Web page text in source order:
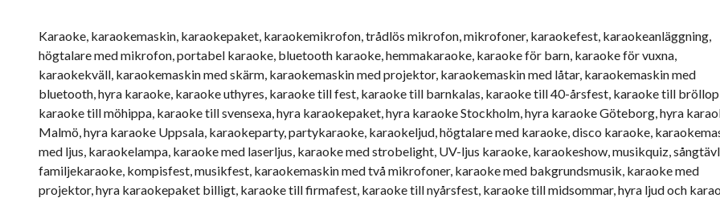
Karaoke, karaokemaskin, karaokepaket, karaokemikrofon, trådlös mikrofon, mikrofoner, karaokefest, karaokeanläggning,
högtalare med mikrofon, portabel karaoke, bluetooth karaoke, hemmakaraoke, karaoke för barn, karaoke för vuxna,
karaokekväll, karaokemaskin med skärm, karaokemaskin med projektor, karaokemaskin med låtar, karaokemaskin med
bluetooth, hyra karaoke, karaoke uthyres, karaoke till fest, karaoke till barnkalas, karaoke till 40-årsfest, karaoke till
karaoke till möhippa, karaoke till svensexa, hyra karaokepaket, hyra karaoke Stockholm, hyra karaoke Göteborg, hyra
Malmö, hyra karaoke Uppsala, karaokeparty, partykaraoke, karaokeljud, högtalare med karaoke, disco karaoke,
med ljus, karaokelampa, karaoke med laserljus, karaoke med strobelight, UV-ljus karaoke, karaokeshow, musikquiz,
familjekaraoke, kompisfest, musikfest, karaokemaskin med två mikrofoner, karaoke med bakgrundsmusik, karaoke med
projektor, hyra karaokepaket billigt, karaoke till firmafest, karaoke till nyårsfest, karaoke till midsommar, hyra ljud och